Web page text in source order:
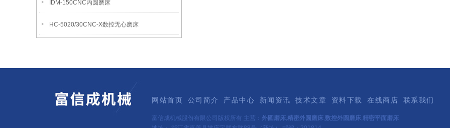
IDM-150CNC内圆磨床
HC-5020/30CNC-X数控无心磨床
网站首页 公司简介 产品中心 新闻资讯 技术文章 资料下载 在线商店 联系我们
富信成机械股份有限公司版权所有 主营： 外圆磨床,精密外圆磨床,数控外圆磨床,精密平面磨床